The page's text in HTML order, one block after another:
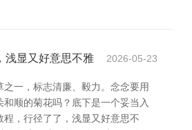
浅显又好意思不雅 2026-05-23
一，标志清廉、毅力。念念要用
顺的菊花吗？底下是一个妥当入
程，行径了了，浅显又好意思不